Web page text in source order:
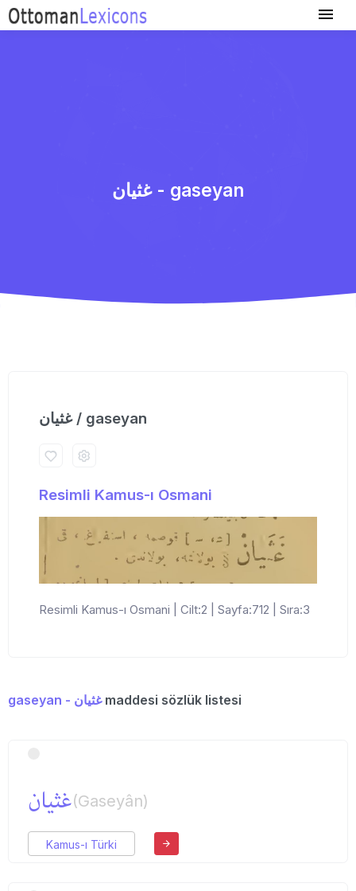
غثیان - gaseyan
غثیان / gaseyan
Resimli Kamus-ı Osmani
Resimli Kamus-ı Osmani | Cilt:2 | Sayfa:712 | Sıra:3
gaseyan - غثیانmaddesi sözlük listesi
غثیان(Gaseyân)
Kamus-ı Türki